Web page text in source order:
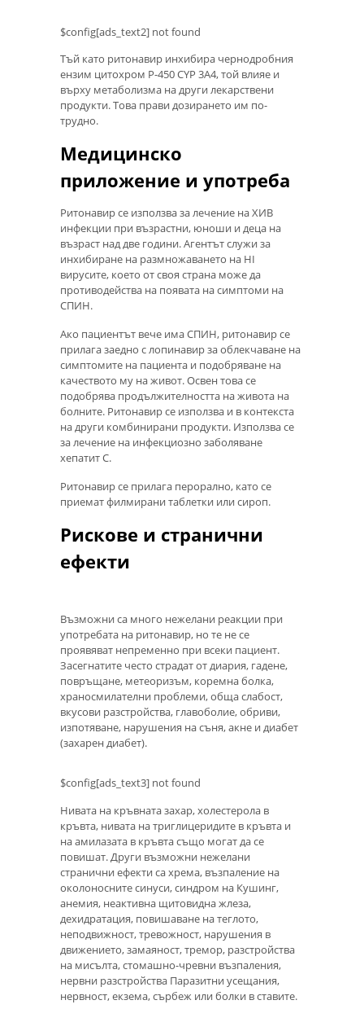
$config[ads_text2] not found
Тъй като ритонавир инхибира чернодробния
ензим цитохром P-450 CYP 3A4, той влияе и
върху метаболизма на други лекарствени
продукти. Това прави дозирането им по-
трудно.
Медицинско
приложение и употреба
Ритонавир се използва за лечение на ХИВ
инфекции при възрастни, юноши и деца на
възраст над две години. Агентът служи за
инхибиране на размножаването на HI
вирусите, което от своя страна може да
противодейства на появата на симптоми на
СПИН.
Ако пациентът вече има СПИН, ритонавир се
прилага заедно с лопинавир за облекчаване на
симптомите на пациента и подобряване на
качеството му на живот. Освен това се
подобрява продължителността на живота на
болните. Ритонавир се използва и в контекста
на други комбинирани продукти. Използва се
за лечение на инфекциозно заболяване
хепатит С.
Ритонавир се прилага перорално, като се
приемат филмирани таблетки или сироп.
Рискове и странични
ефекти
Възможни са много нежелани реакции при
употребата на ритонавир, но те не се
проявяват непременно при всеки пациент.
Засегнатите често страдат от диария, гадене,
повръщане, метеоризъм, коремна болка,
храносмилателни проблеми, обща слабост,
вкусови разстройства, главоболие, обриви,
изпотяване, нарушения на съня, акне и диабет
(захарен диабет).
$config[ads_text3] not found
Нивата на кръвната захар, холестерола в
кръвта, нивата на триглицеридите в кръвта и
на амилазата в кръвта също могат да се
повишат. Други възможни нежелани
странични ефекти са хрема, възпаление на
околоносните синуси, синдром на Кушинг,
анемия, неактивна щитовидна жлеза,
дехидратация, повишаване на теглото,
неподвижност, тревожност, нарушения в
движението, замаяност, тремор, разстройства
на мисълта, стомашно-чревни възпаления,
нервни разстройства Паразитни усещания,
нервност, екзема, сърбеж или болки в ставите.